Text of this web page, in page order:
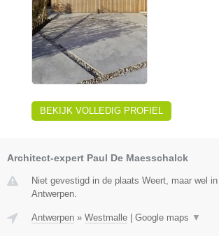
BEKIJK VOLLEDIG PROFIEL
Architect-expert Paul De Maesschalck
Niet gevestigd in de plaats Weert, maar wel
Antwerpen.
Antwerpen » Westmalle Google maps ▼